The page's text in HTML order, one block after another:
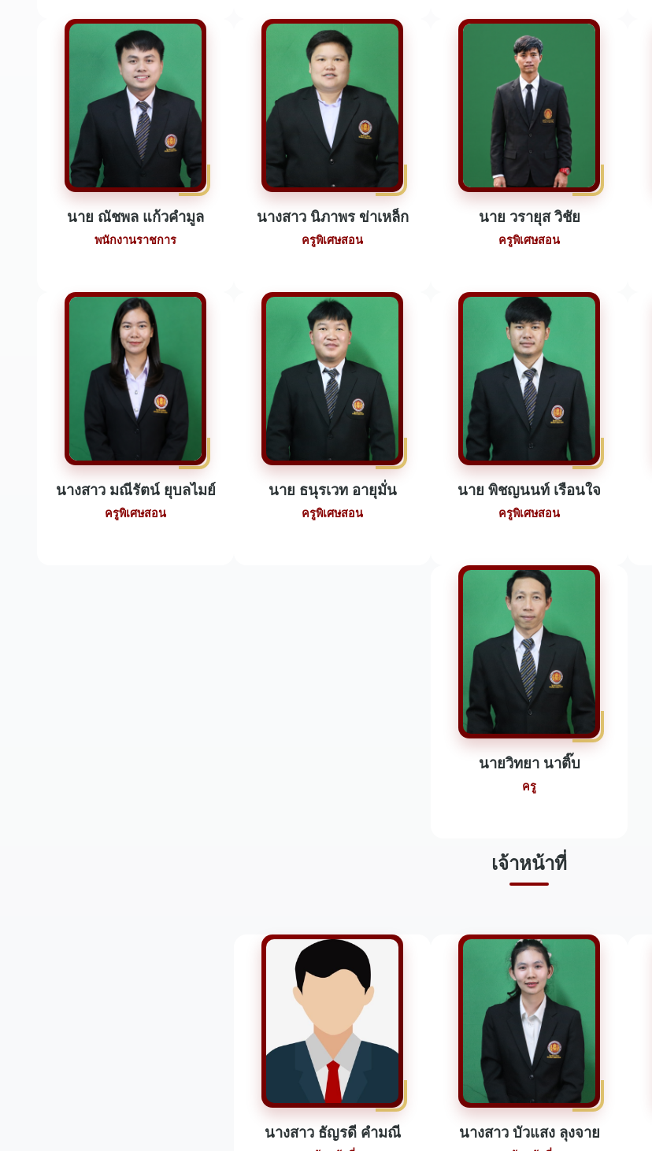
นาย ณัชพล แก้วคำมูล
พนักงานราชการ
นางสาว นิภาพร ข่าเหล็ก
ครูพิเศษสอน
นาย วรายุส วิชัย
ครูพิเศษสอน
นางสาว มณีรัตน์ ยุบลไมย์
ครูพิเศษสอน
นาย ธนุรเวท อายุมั่น
ครูพิเศษสอน
นาย พิชญนนท์ เรือนใจ
ครูพิเศษสอน
นายวิทยา นาติ๊บ
ครู
เจ้าหน้าที่
นางสาว ธัญรดี คำมณี นางสาว บัวแสง ลุงจาย